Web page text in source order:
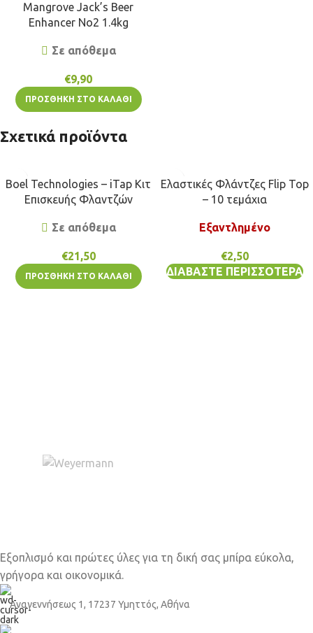
Mangrove Jack’s Beer
Enhancer No2 1.4kg
Σε απόθεμα
€9,90
ΠΡΟΣΘΉΚΗ ΣΤΟ ΚΑΛΆΘΙ
Σχετικά προϊόντα
Boel Technologies – iTap Κιτ
Επισκευής Φλαντζών
Σε απόθεμα
€21,50
ΠΡΟΣΘΉΚΗ ΣΤΟ ΚΑΛΆΘΙ
Ελαστικές Φλάντζες Flip Top
– 10 τεμάχια
Εξαντλημένο
€2,50
ΔΙΑΒΆΣΤΕ ΠΕΡΙΣΣΌΤΕΡΑ
Εξοπλισμό και πρώτες ύλες για τη δική σας μπίρα εύκολα,
γρήγορα και οικονομικά.
Αναγεννήσεως 1, 17237 Υμηττός, Αθήνα